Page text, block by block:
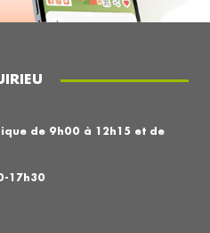
de 9h00 à 12h15 et de
17h30